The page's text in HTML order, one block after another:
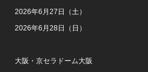
2026年6月27日（土）
2026年6月28日（日）
大阪・京セラドーム大阪